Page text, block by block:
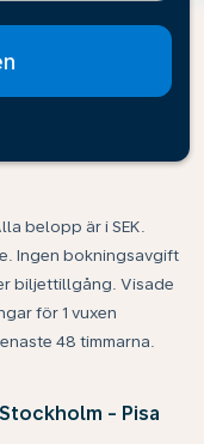
belopp är i SEK.
Ingen bokningsavgift
biljettillgång. Visade
för 1 vuxen
48 timmarna.
Stockholm - Pisa